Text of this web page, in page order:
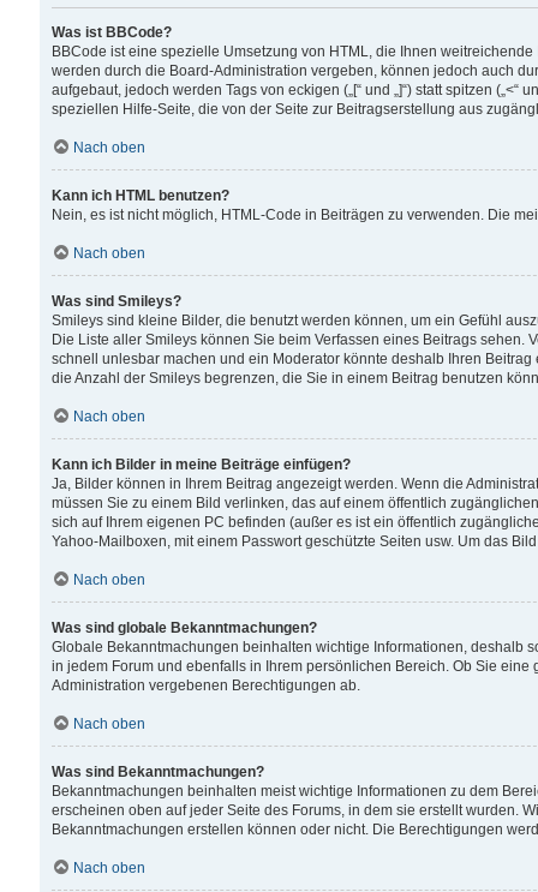
Was ist BBCode?
BBCode ist eine spezielle Umsetzung von HTML, die Ihnen
werden durch die Board-Administration vergeben, können jedoch auch
aufgebaut, jedoch werden Tags von eckigen („[“ und „]“) statt spitzen
speziellen Hilfe-Seite, die von der Seite zur Beitragserstellung aus
Nach oben
Kann ich HTML benutzen?
Nein, es ist nicht möglich, HTML-Code in Beiträgen zu verwenden. Die
Nach oben
Was sind Smileys?
Smileys sind kleine Bilder, die benutzt werden können, um ein Gefühl
Die Liste aller Smileys können Sie beim Verfassen eines Beitrags
schnell unlesbar machen und ein Moderator könnte deshalb Ihren
die Anzahl der Smileys begrenzen, die Sie in einem Beitrag benutzen
Nach oben
Kann ich Bilder in meine Beiträge einfügen?
Ja, Bilder können in Ihrem Beitrag angezeigt werden. Wenn die
müssen Sie zu einem Bild verlinken, das auf einem öffentlich
sich auf Ihrem eigenen PC befinden (außer es ist ein öffentlich
Yahoo-Mailboxen, mit einem Passwort geschützte Seiten usw. Um das
Nach oben
Was sind globale Bekanntmachungen?
Globale Bekanntmachungen beinhalten wichtige Informationen, deshalb
in jedem Forum und ebenfalls in Ihrem persönlichen Bereich. Ob Sie
Administration vergebenen Berechtigungen ab.
Nach oben
Was sind Bekanntmachungen?
Bekanntmachungen beinhalten meist wichtige Informationen zu dem
erscheinen oben auf jeder Seite des Forums, in dem sie erstellt wurden.
Bekanntmachungen erstellen können oder nicht. Die Berechtigungen
Nach oben